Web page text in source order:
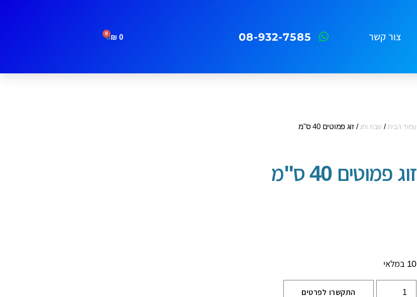
צור קשר 08-932-7585
0
₪
0
עמוד הבית / שבת וחג / זוג פמוטים 40 ס"מ
זוג פמוטים 40 ס"מ
10 במלאי
התקשרו לפרטים